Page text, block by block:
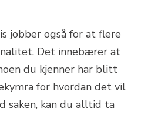
jobber også for at flere
Det innebærer at
du kjenner har blitt
for hvordan det vil
saken, kan du alltid ta